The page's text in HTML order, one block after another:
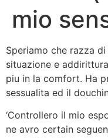
mio
Speriamo che razza
situazione e
piu in la comfort. Ha
sessualita ed il
‘Controllero il mio
ne avro certain